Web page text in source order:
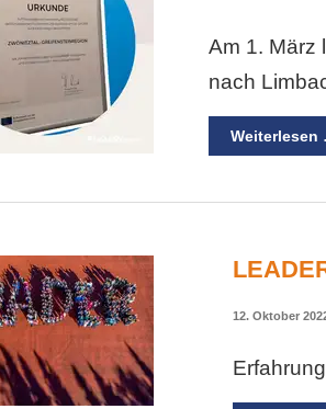
Am 1. März
nach
Weiterlesen
12. Oktober